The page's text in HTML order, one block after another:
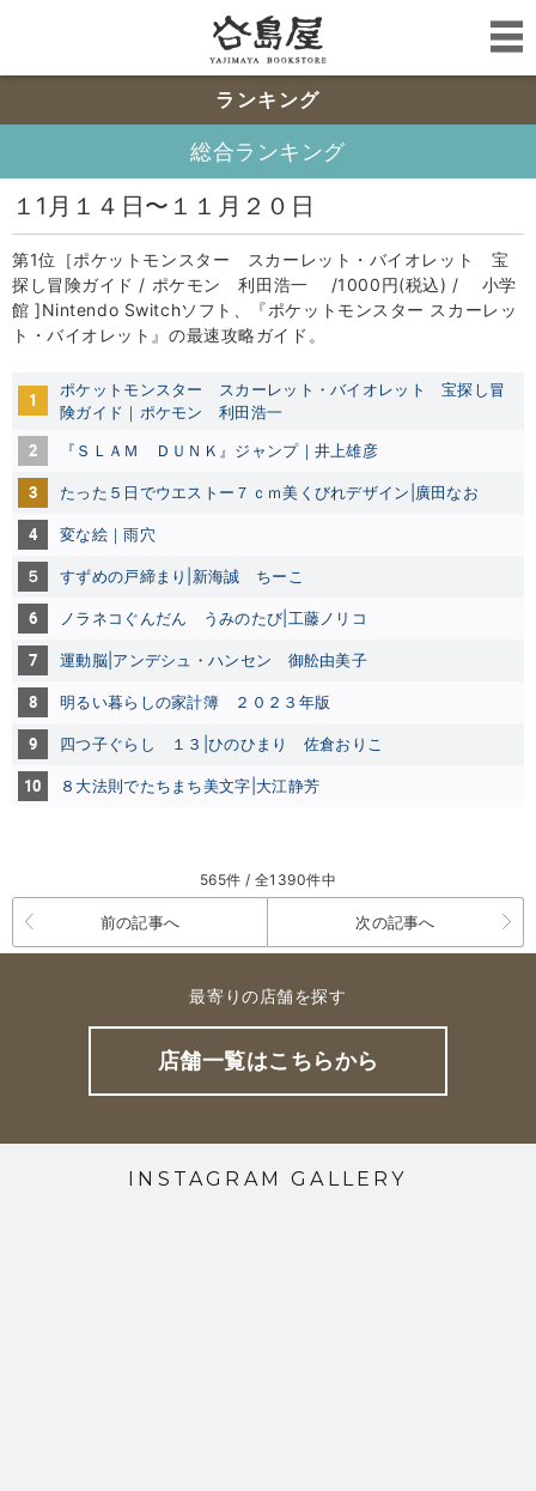
ランキング
総合ランキング
１1月１４日〜１１月２０日
第1位［ポケットモンスター スカーレット・バイオレット 宝
探し冒険ガイド / ポケモン 利田浩一 /1000円(税込) / 小学
館 ]Nintendo Switchソフト、『ポケットモンスター スカーレッ
ト・バイオレット』の最速攻略ガイド。
1
ポケットモンスター スカーレット・バイオレット 宝探し冒
険ガイド｜ポケモン 利田浩一
2 『ＳＬＡＭ ＤＵＮＫ』ジャンプ｜井上雄彦
3 たった５日でウエストー７ｃｍ美くびれデザイン|廣田なお
4 変な絵｜雨穴
５ すずめの戸締まり|新海誠 ちーこ
6 ノラネコぐんだん うみのたび|工藤ノリコ
7 運動脳|アンデシュ・ハンセン 御舩由美子
8 明るい暮らしの家計簿 ２０２３年版
9 四つ子ぐらし １３|ひのひまり 佐倉おりこ
10 ８大法則でたちまち美文字|大江静芳
565件 / 全1390件中
前の記事へ 次の記事へ
最寄りの店舗を探す
店舗一覧はこちらから
INSTAGRAM GALLERY